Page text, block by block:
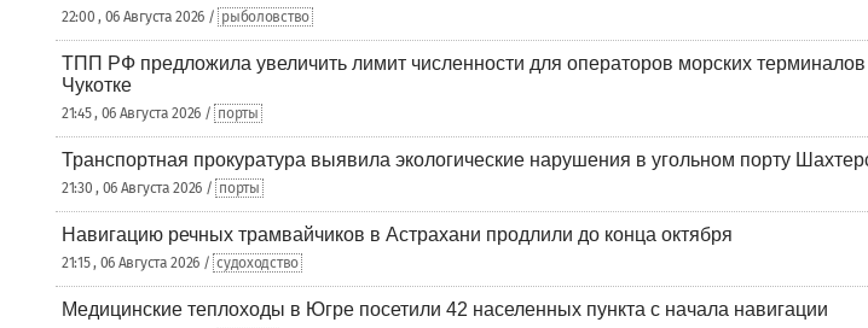
22:00 , 06 Августа 2026 / рыболовство
ТПП РФ предложила увеличить лимит численности для операторов морских терминалов
Чукотке
21:45 , 06 Августа 2026 / порты
Транспортная прокуратура выявила экологические нарушения в угольном порту
21:30 , 06 Августа 2026 / порты
Навигацию речных трамвайчиков в Астрахани продлили до конца октября
21:15 , 06 Августа 2026 / судоходство
Медицинские теплоходы в Югре посетили 42 населенных пункта с начала навигации